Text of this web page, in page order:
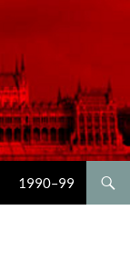
1990–99